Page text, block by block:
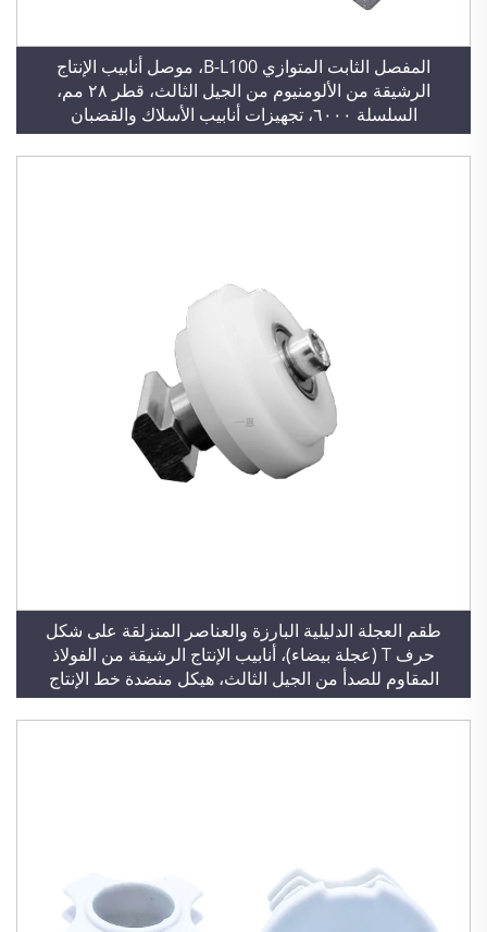
المفصل الثابت المتوازي B-L100، موصل أنابيب الإنتاج
الرشيقة من الألومنيوم من الجيل الثالث، قطر ٢٨ مم،
السلسلة ٦٠٠٠، تجهيزات أنابيب الأسلاك والقضبان
طقم العجلة الدليلية البارزة والعناصر المنزلقة على شكل
حرف T (عجلة بيضاء)، أنابيب الإنتاج الرشيقة من الفولاذ
المقاوم للصدأ من الجيل الثالث، هيكل منضدة خط الإنتاج
GAE28-FA10